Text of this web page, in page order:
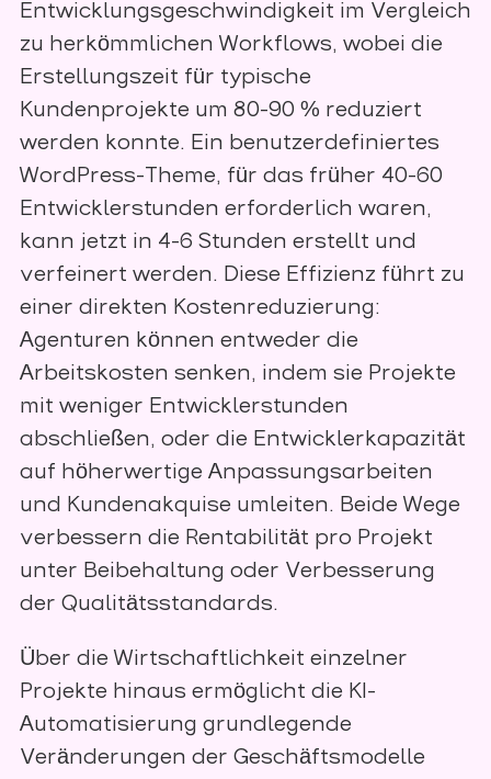
Entwicklungsgeschwindigkeit im Vergleich
zu herkömmlichen Workflows, wobei die
Erstellungszeit für typische
Kundenprojekte um 80-90 % reduziert
werden konnte. Ein benutzerdefiniertes
WordPress-Theme, für das früher 40-60
Entwicklerstunden erforderlich waren,
kann jetzt in 4-6 Stunden erstellt und
verfeinert werden. Diese Effizienz führt zu
einer direkten Kostenreduzierung:
Agenturen können entweder die
Arbeitskosten senken, indem sie Projekte
mit weniger Entwicklerstunden
abschließen, oder die Entwicklerkapazität
auf höherwertige Anpassungsarbeiten
und Kundenakquise umleiten. Beide Wege
verbessern die Rentabilität pro Projekt
unter Beibehaltung oder Verbesserung
der Qualitätsstandards.
Über die Wirtschaftlichkeit einzelner
Projekte hinaus ermöglicht die KI-
Automatisierung grundlegende
Veränderungen der Geschäftsmodelle